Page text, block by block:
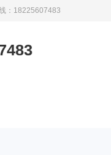
：18225607483
483